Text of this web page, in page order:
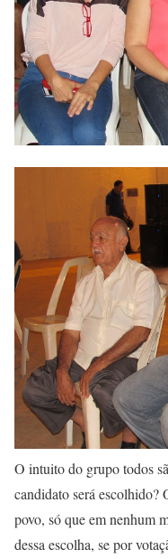
O intuito do grupo todos
candidato será escolhido?
povo, só que em nenhum
dessa escolha, se por